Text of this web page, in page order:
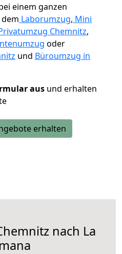
einem ganzen
Laborumzug, Mini
Chemnitz,
oder
und Büroumzug in
aus und erhalten
erhalten
nach La